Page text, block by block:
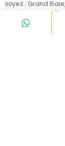
soyez : Grand
Bay…